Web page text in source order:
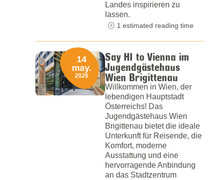
Landes inspirieren zu
lassen.
1 estimated reading time
Say HI to Vienna im
Jugendgästehaus
Wien Brigittenau
Willkommen in Wien, der
lebendigen Hauptstadt
Österreichs! Das
Jugendgästehaus Wien
Brigittenau bietet die ideale
Unterkunft für Reisende, die
Komfort, moderne
Ausstattung und eine
hervorragende Anbindung
an das Stadtzentrum
14
may.
2026